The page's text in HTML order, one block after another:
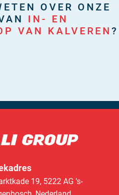
OVER ONZE
IN- EN
VAN KALVEREN ?
19, 5222 AG 's-